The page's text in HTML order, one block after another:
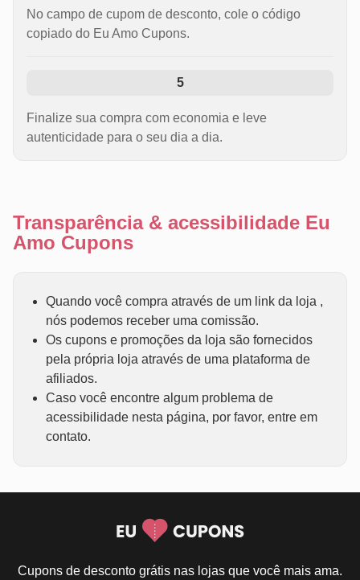
No campo de cupom de desconto, cole o código
copiado do Eu Amo Cupons.
5
Finalize sua compra com economia e leve
autenticidade para o seu dia a dia.
Transparência & acessibilidade Eu
Amo Cupons
Quando você compra através de um link da loja ,
nós podemos receber uma comissão.
Os cupons e promoções da loja são fornecidos
pela própria loja através de uma plataforma de
afiliados.
Caso você encontre algum problema de
acessibilidade nesta página, por favor, entre em
contato.
Cupons de desconto grátis nas lojas que você mais ama.